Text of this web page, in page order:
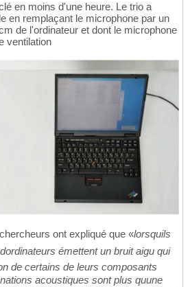
en moins d'une heure. Le trio a
en remplaçant le microphone par un
de l'ordinateur et dont le microphone
ventilation
ont expliqué que «lorsquils
émettent un bruit aigu qui
de certains de leurs composants
acoustiques sont plus quune